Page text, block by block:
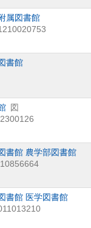
属図書館
書館
図
書館 農学部図書館
書館 医学図書館